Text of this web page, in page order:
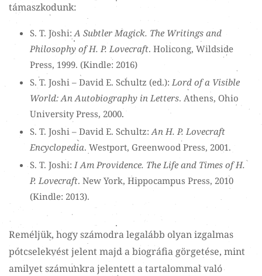
támaszkodunk:
S. T. Joshi:A Subtler Magick. The Writings and
Philosophy of H. P. Lovecraft. Holicong, Wildside
Press, 1999. (Kindle: 2016)
S. T. Joshi – David E. Schultz (ed.): Lord of a Visible
World: An Autobiography in Letters. Athens, Ohio
University Press, 2000.
S. T. Joshi – David E. Schultz:An H. P. Lovecraft
Encyclopedia. Westport, Greenwood Press, 2001.
S. T. Joshi:I Am Providence. The Life and Times of H.
P. Lovecraft. New York, Hippocampus Press, 2010
(Kindle: 2013).
Reméljük, hogy számodra legalább olyan izgalmas
pótcselekvést jelent majd a biográfia görgetése, mint
amilyet számunkra jelentett a tartalommal való